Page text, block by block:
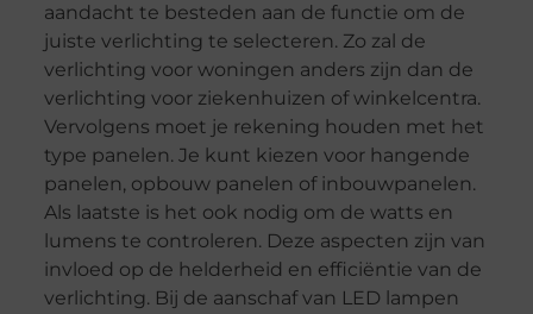
aandacht te besteden aan de functie om de
juiste verlichting te selecteren. Zo zal de
verlichting voor woningen anders zijn dan de
verlichting voor ziekenhuizen of winkelcentra.
Vervolgens moet je rekening houden met het
type panelen. Je kunt kiezen voor hangende
panelen, opbouw panelen of inbouwpanelen.
Als laatste is het ook nodig om de watts en
lumens te controleren. Deze aspecten zijn van
invloed op de helderheid en efficiëntie van de
verlichting. Bij de aanschaf van LED lampen